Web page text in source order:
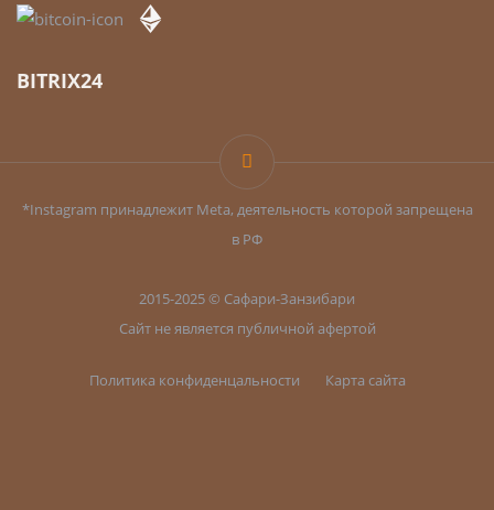
BITRIX24
*Instagram принадлежит Meta, деятельность которой запрещена
в РФ
2015-2025 © Сафари-Занзибари
Сайт не является публичной афертой
Политика конфиденцальности Карта сайта